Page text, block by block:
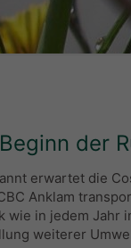
der
erwartet die
Anklam
wie in jedem
weiterer